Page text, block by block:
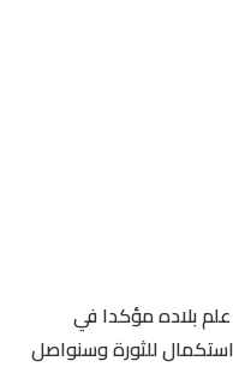
بلاده مؤكدا في
للثورة وسنواصل